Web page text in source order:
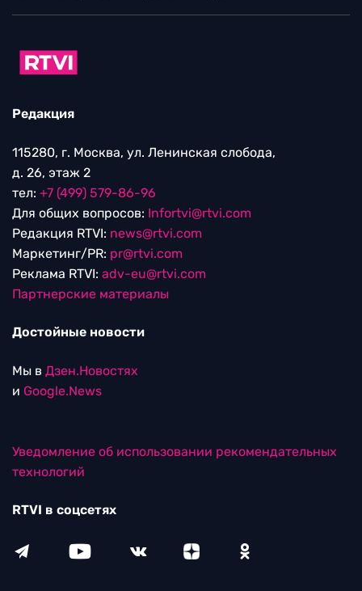
Редакция
115280, г. Москва, ул. Ленинская слобода,
д. 26, этаж 2
тел: +7 (499) 579-86-96
Для общих вопросов: Infortvi@rtvi.com
Редакция RTVI: news@rtvi.com
Маркетинг/PR: pr@rtvi.com
Реклама RTVI: adv-eu@rtvi.com
Партнерские материалы
Достойные новости
Мы в Дзен.Новостях
и Google.News
Уведомление об использовании рекомендательных
технологий
RTVI в соцсетях